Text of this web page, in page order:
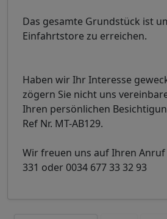
Das gesamte Grundstück ist
Einfahrtstore zu erreichen.
Haben wir Ihr Interesse
zögern Sie nicht uns
Ihren persönlichen
Ref Nr. MT-AB129.
Wir freuen uns auf Ihren Anruf
331 oder 0034 677 33 32 93